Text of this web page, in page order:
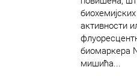
активности
биомаркера
мишића...